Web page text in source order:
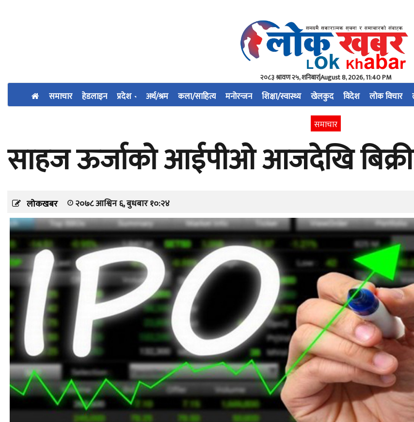
२०८३ श्रावण २५, शनिबार|August 8, 2026, 11:40 PM
समाचार हेडलाइन प्रदेश अर्थ/श्रम कला/साहित्य मनोरन्जन शिक्षा/स्वास्थ्य खेलकुद विदेश लोक विचार
समाचार
साहज ऊर्जाको आईपीओ आजदेखि
लोकखबर २०७८ आश्विन ६, बुधबार १०:२४